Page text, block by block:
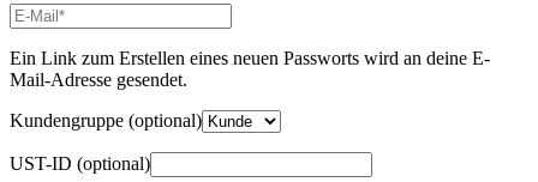
E-
Mail-
Adresse*
Erforderlich
Ein Link zum Erstellen eines neuen Passworts wird an deine E-
Mail-Adresse gesendet.
Kundengruppe (optional)
UST-ID (optional)